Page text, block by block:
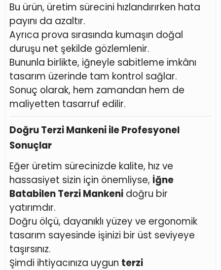
Bu ürün, üretim sürecini hızlandırırken hata
payını da azaltır.
Ayrıca prova sırasında kumaşın doğal
duruşu net şekilde gözlemlenir.
Bununla birlikte, iğneyle sabitleme imkânı
tasarım üzerinde tam kontrol sağlar.
Sonuç olarak, hem zamandan hem de
maliyetten tasarruf edilir.
Doğru Terzi Mankeni ile Profesyonel
Sonuçlar
Eğer üretim sürecinizde kalite, hız ve
hassasiyet sizin için önemliyse, İğne
Batabilen Terzi Mankeni doğru bir
yatırımdır.
Doğru ölçü, dayanıklı yüzey ve ergonomik
tasarım sayesinde işinizi bir üst seviyeye
taşırsınız.
Şimdi ihtiyacınıza uygun terzi